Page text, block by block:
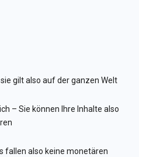
gilt also auf der ganzen Welt
– Sie können Ihre Inhalte also
fallen also keine monetären